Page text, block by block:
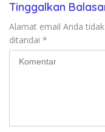
Tinggalkan
Alamat email Anda
ditandai *